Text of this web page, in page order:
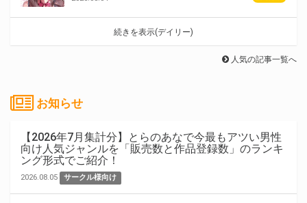
続きを表示(デイリー)
人気の記事一覧へ
お知らせ
【2026年7月集計分】とらのあなで今最もアツい男性
向け人気ジャンルを「販売数と作品登録数」のランキ
ング形式でご紹介！
2026.08.05 サークル様向け